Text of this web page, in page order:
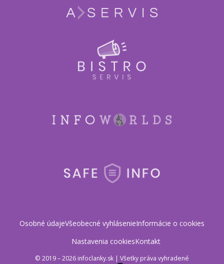
Osobné údajeVšeobecné vyhlásenieInformácie o cookies
Nastavenia cookiesKontakt
© 2019 – 2026 infoclanky.sk | Všetky práva vyhradené